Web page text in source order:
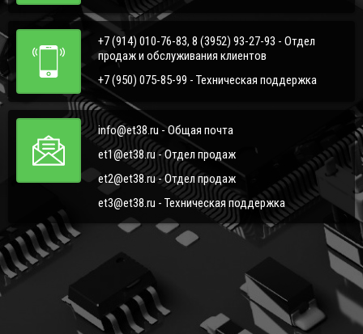
+7 (914) 010-76-83, 8 (3952) 93-27-93 - Отдел
продаж и обслуживания клиентов
+7 (950) 075-85-99 - Техническая поддержка
info@et38.ru - Общая почта
et1@et38.ru - Отдел продаж
et2@et38.ru - Отдел продаж
et3@et38.ru - Техническая поддержка